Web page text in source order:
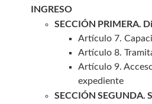
INGRESO
SECCIÓN PRIMERA.
Artículo 7.
Artículo 8.
Artículo 9.
expediente
SECCIÓN SEGUNDA.